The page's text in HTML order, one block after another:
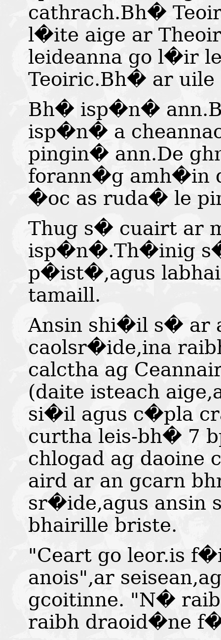
cathrach.Bh�
l�ite aige ar
leideanna go l�ir
Teoiric.Bh� ar
Bh� isp�n�
isp�n� a
pingin� ann.De
forann�g amh�in
�oc as ruda� le
Thug s� cuairt ar
isp�n�.Th�inig
p�ist�,agus
tamaill.
Ansin shi�il s� ar
caolsr�ide,ina
calctha ag
(daite isteach
si�il agus c�pla
curtha leis-bh� 7
chlogad ag
aird ar an gcarn
sr�ide,agus ansin
bhairille briste.
"Ceart go leor.is
anois",ar
gcoitinne. "N�
raibh draoid�ne